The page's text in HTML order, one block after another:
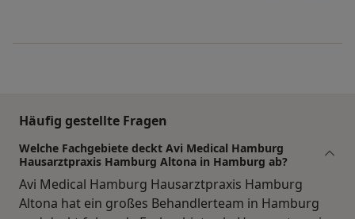
Häufig gestellte Fragen
Welche Fachgebiete deckt Avi Medical Hamburg
Hausarztpraxis Hamburg Altona in Hamburg ab?
Avi Medical Hamburg Hausarztpraxis Hamburg
Altona hat ein großes Behandlerteam in Hamburg